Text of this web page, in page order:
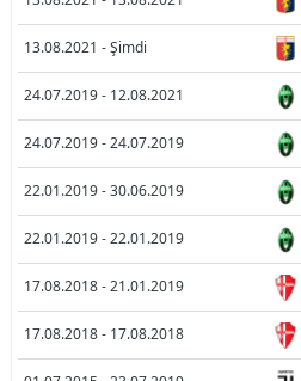
13.08.2021 - Şimdi
24.07.2019 - 12.08.2021
24.07.2019 - 24.07.2019
22.01.2019 - 30.06.2019
22.01.2019 - 22.01.2019
17.08.2018 - 21.01.2019
17.08.2018 - 17.08.2018